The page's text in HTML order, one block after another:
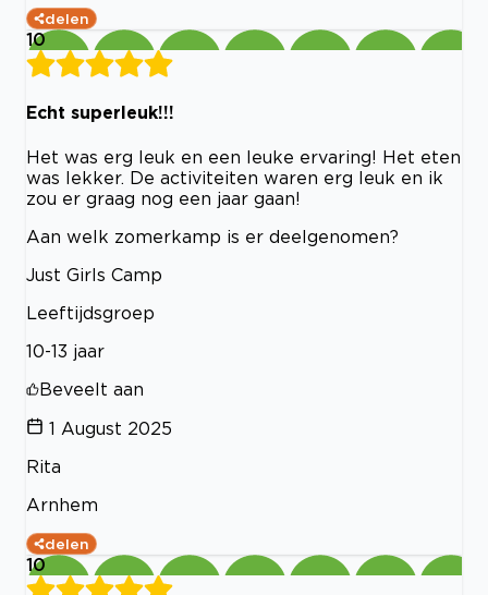
delen
10
Echt superleuk!!!
Het was erg leuk en een leuke ervaring! Het eten
was lekker. De activiteiten waren erg leuk en ik
zou er graag nog een jaar gaan!
Aan welk zomerkamp is er deelgenomen?
Just Girls Camp
Leeftijdsgroep
10-13 jaar
Beveelt aan
1 August 2025
Rita
Arnhem
delen
10